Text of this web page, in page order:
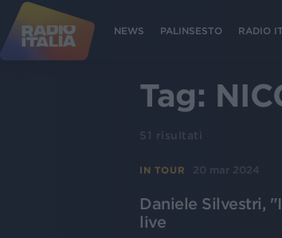
NEWS PALINSESTO RADIO
Tag:
51 risultati
IN TOUR 20 mar 2024
Daniele Silvestri,
live